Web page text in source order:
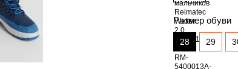
Размер обуви
28 29